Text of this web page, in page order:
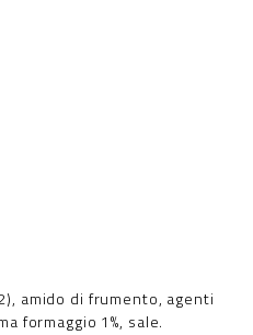
amido di frumento, agenti
formaggio 1%, sale.